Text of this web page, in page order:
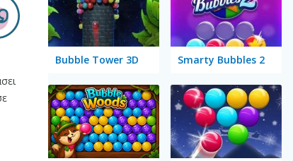
Bubble Tower 3D Smarty Bubbles 2